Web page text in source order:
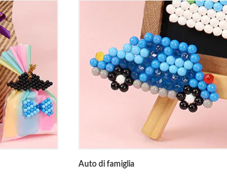
Auto di famiglia